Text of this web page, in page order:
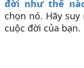
đời như thế
chọn nó. Hãy
cuộc đời của bạn.